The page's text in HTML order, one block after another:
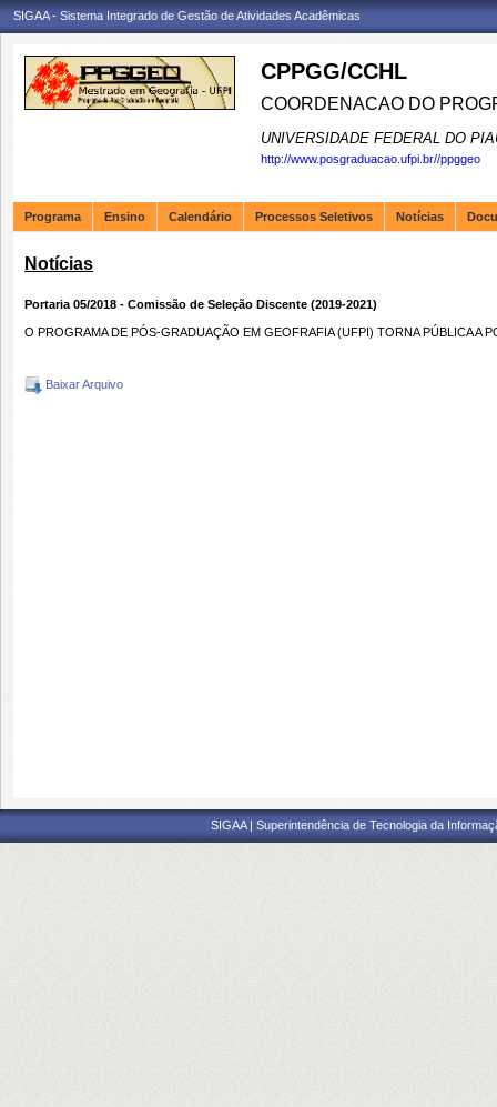
SIGAA - Sistema Integrado de Gestão de Atividades Acadêmicas
CPPGG/CCHL
COORDENACAO DO
UNIVERSIDADE FEDERAL DO
http://www.posgraduacao.ufpi.br//ppggeo
Programa Ensino Calendário Processos Seletivos Notícias
Notícias
Portaria 05/2018 - Comissão de Seleção Discente (2019-2021)
O PROGRAMA DE PÓS-GRADUAÇÃO EM GEOFRAFIA (UFPI) TORNA PÚBLICA A
Baixar Arquivo
SIGAA | Superintendência de Tecnologia da